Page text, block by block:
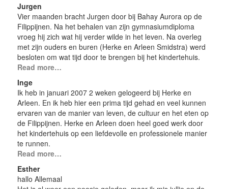
Jurgen
Vier maanden bracht Jurgen door bij Bahay Aurora op de
Filippijnen. Na het behalen van zijn gymnasiumdiploma
vroeg hij zich wat hij verder wilde in het leven. Na overleg
met zijn ouders en buren (Herke en Arleen Smidstra) werd
besloten om wat tijd door te brengen bij het kindertehuis.
Read more…
Inge
Ik heb in januari 2007 2 weken gelogeerd bij Herke en
Arleen. En ik heb hier een prima tijd gehad en veel kunnen
ervaren van de manier van leven, de cultuur en het eten op
de Filippijnen. Herke en Arleen doen heel goed werk door
het kindertehuis op een liefdevolle en professionele manier
te runnen.
Read more…
Esther
hallo Allemaal